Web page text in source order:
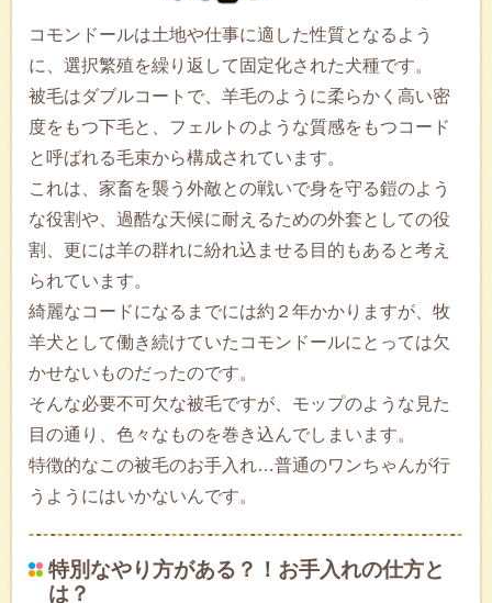
コモンドールは土地や仕事に適した性質となるよう
に、選択繁殖を繰り返して固定化された犬種です。
被毛はダブルコートで、羊毛のように柔らかく高い密
度をもつ下毛と、フェルトのような質感をもつコード
と呼ばれる毛束から構成されています。
これは、家畜を襲う外敵との戦いで身を守る鎧のよう
な役割や、過酷な天候に耐えるための外套としての役
割、更には羊の群れに紛れ込ませる目的もあると考え
られています。
綺麗なコードになるまでには約２年かかりますが、牧
羊犬として働き続けていたコモンドールにとっては欠
かせないものだったのです。
そんな必要不可欠な被毛ですが、モップのような見た
目の通り、色々なものを巻き込んでしまいます。
特徴的なこの被毛のお手入れ…普通のワンちゃんが行
うようにはいかないんです。
特別なやり方がある？！お手入れの仕方と
は？